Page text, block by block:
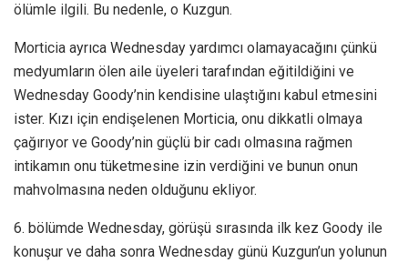
ölümle ilgili. Bu nedenle, o Kuzgun.
Morticia ayrıca Wednesday yardımcı olamayacağını çünkü
medyumların ölen aile üyeleri tarafından eğitildiğini ve
Wednesday Goody’nin kendisine ulaştığını kabul etmesini
ister. Kızı için endişelenen Morticia, onu dikkatli olmaya
çağırıyor ve Goody’nin güçlü bir cadı olmasına rağmen
intikamın onu tüketmesine izin verdiğini ve bunun onun
mahvolmasına neden olduğunu ekliyor.
6. bölümde Wednesday, görüşü sırasında ilk kez Goody ile
konuşur ve daha sonra Wednesday günü Kuzgun’un yolunun